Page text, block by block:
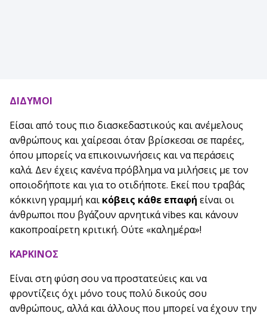
ΔΙΔΥΜΟΙ
Είσαι από τους πιο διασκεδαστικούς και ανέμελους
ανθρώπους και χαίρεσαι όταν βρίσκεσαι σε παρέες,
όπου μπορείς να επικοινωνήσεις και να περάσεις
καλά. Δεν έχεις κανένα πρόβλημα να μιλήσεις με τον
οποιοδήποτε και για το οτιδήποτε. Εκεί που τραβάς
κόκκινη γραμμή και κόβεις κάθε επαφή είναι οι
άνθρωποι που βγάζουν αρνητικά vibes και κάνουν
κακοπροαίρετη κριτική. Ούτε «καλημέρα»!
ΚΑΡΚΙΝΟΣ
Είναι στη φύση σου να προστατεύεις και να
φροντίζεις όχι μόνο τους πολύ δικούς σου
ανθρώπους, αλλά και άλλους που μπορεί να έχουν την